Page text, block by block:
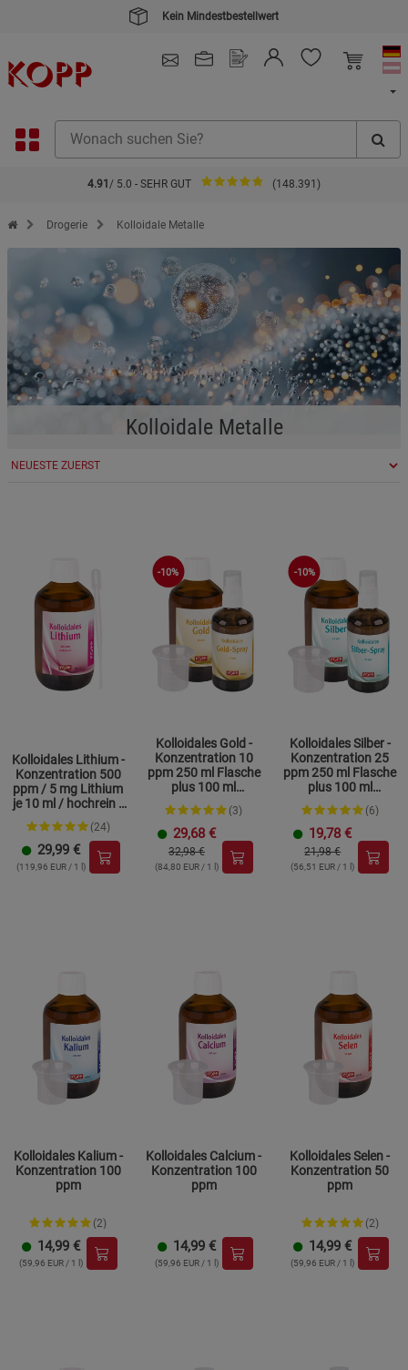
Kein Mindestbestellwert
4.91 / 5.0 - SEHR GUT (148.391)
Zur Startseite des Kopp Verlag Online-Shop
Drogerie Kolloidale Metalle
Kolloidale Metalle
Kolloidales Lithium -
Konzentration 500
ppm / 5 mg Lithium
je 10 ml / hochrein /
hochdosiert
(24)
29,99 €
(119,96 EUR / 1 l)
-10%
Kolloidales Gold -
Konzentration 10
ppm 250 ml Flasche
plus 100 ml
Sprühflasche
(3)
29,68 €
32,98 €
(84,80 EUR / 1 l)
-10%
Kolloidales Silber -
Konzentration 25
ppm 250 ml Flasche
plus 100 ml
Sprühflasche
(6)
19,78 €
21,98 €
(56,51 EUR / 1 l)
Kolloidales Kalium -
Konzentration 100
ppm
(2)
14,99 €
(59,96 EUR / 1 l)
Kolloidales Calcium -
Konzentration 100
ppm
14,99 €
(59,96 EUR / 1 l)
Kolloidales Selen -
Konzentration 50
ppm
(2)
14,99 €
(59,96 EUR / 1 l)